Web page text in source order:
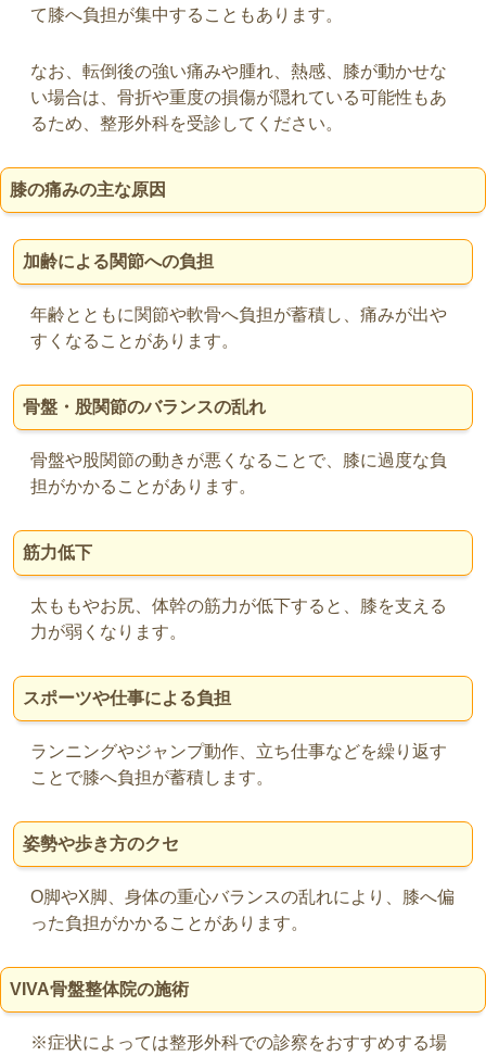
て膝へ負担が集中することもあります。
なお、転倒後の強い痛みや腫れ、熱感、膝が動かせな
い場合は、骨折や重度の損傷が隠れている可能性もあ
るため、整形外科を受診してください。
膝の痛みの主な原因
加齢による関節への負担
年齢とともに関節や軟骨へ負担が蓄積し、痛みが出や
すくなることがあります。
骨盤・股関節のバランスの乱れ
骨盤や股関節の動きが悪くなることで、膝に過度な負
担がかかることがあります。
筋力低下
太ももやお尻、体幹の筋力が低下すると、膝を支える
力が弱くなります。
スポーツや仕事による負担
ランニングやジャンプ動作、立ち仕事などを繰り返す
ことで膝へ負担が蓄積します。
姿勢や歩き方のクセ
O脚やX脚、身体の重心バランスの乱れにより、膝へ偏
った負担がかかることがあります。
VIVA骨盤整体院の施術
※症状によっては整形外科での診察をおすすめする場